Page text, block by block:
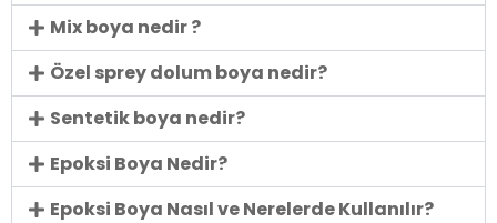
Mix boya nedir ?
Özel sprey dolum boya nedir?
Sentetik boya nedir?
Epoksi Boya Nedir?
Epoksi Boya Nasıl ve Nerelerde Kullanılır?